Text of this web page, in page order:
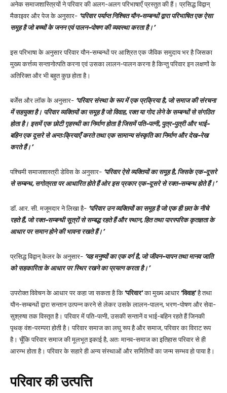
अनेक समाजशास्त्रियों ने परिवार की अलग-अलग परिभाषाएँ प्रस्तुत की हैं। प्रसिद्ध विद्वान्
मैकाइवर और पेज के अनुसार- ‘परिवार पर्याप्त निश्चित यौन-सम्बन्धों द्वारा परिभाषित एक ऐसा
समूह है जो बच्चों के जनन एवं पालन-पोषण की व्यवस्था करता है।’
इस परिभाषा के अनुसार परिवार यौन-सम्बन्धों पर आश्रित एक जैविक समुदाय भर है जिसका
मुख्य कर्त्तव्य सन्तानोत्पति करना एवं उसका लालन-पालन करना है किन्तु परिवार इन लक्षणों के
अतिरिक्त और भी बहुत कुछ होता है।
बर्जेस और लॉक के अनुसार- ‘परिवार संस्था के रूप में एक प्रक्रिया है, जो समाज की संरचना
में सहयुक्त है। परिवार व्यक्तियों का समूह है जो विवाह, रक्त या गोद लेने के सम्बन्धों से संगठित
होता है। इसमें एक छोटी गृहस्थी का निर्माण होता है जिसमें पति-पत्नी, पुत्र-पुत्री और भाई-
बहिन एक दूसरे से अन्तःक्रियाएँ करते तथा एक सामान्य संस्कृति का निर्माण और देख-रेख
करते हैं।’
पश्चिमी समाजशास्त्री डेविस के अनुसार- ‘परिवार ऐसे व्यक्तियों का समूह है, जिसके एक-दूसरे
से सम्बन्ध, सगोत्रता पर आधारित होते हैं ओर इस प्रकार एक-दूसरे से रक्त-सम्बन्ध होते हैं।’
डॉ. आर. सी. मजूमदार ने लिखा है- ‘परिवार उन व्यक्तियों का समूह है जो एक ही छत के नीचे
रहते हैं, जो रक्त-सम्बन्धी सूत्रों से सम्बद्ध रहते हैं और स्थान, हित तथा पारस्परिक कृतज्ञता के
आधार पर समान होने की भावना रखते हैं।’
प्रसिद्ध विद्वान् केलर के अनुसार- ‘यह मनुष्यों का एक वर्ग है, जो जीवन-यापन तथा मानव जाति
को सहकारिता के आधार पर स्थिर रखने का प्रयत्न करता है।’
उपरोक्त विवेचन के आधार पर कहा जा सकता है कि ‘परिवार’का मुख्य आधार ‘विवाह’है तथा
यौन-सम्बन्धों द्वारा सन्तान उत्पन्न करने से लेकर उसके लालन-पालन, भरण-पोषण और सेवा-
सुश्रुषा तक विस्तृत है। परिवार में पति-पत्नी, उसकी सन्तानें व भाई-बहिन रहते हैं जिनकी
पृथक् वंश-परम्परा होती है। परिवार समाज का लघु रूप है और समाज, परिवार का विराट रूप
है। चूँकि परिवार समाज की मूलभूत इकाई है, अतः मानव-समाज का इतिहास परिवार से ही
आरम्भ होता है। परिवार के सहारे ही अन्य संस्थाओं और समितियों का जन्म सम्भव हो पाया है।
परिवार की उत्पत्ति